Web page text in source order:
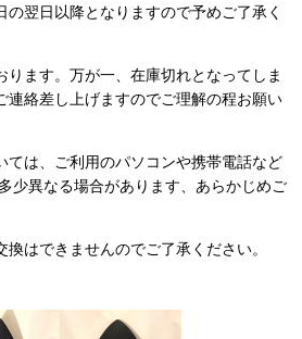
翌日以降となりますので予めご了承く
ます。万が一、在庫切れとなってしま
連絡差し上げますのでご理解の程お願い
は、ご利用のパソコンや携帯電話など
少異なる場合があります、あらかじめご
はできませんのでご了承ください。